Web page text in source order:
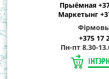
Прыёмная
Маркетынг
+375 17
Пн-пт 8.30-